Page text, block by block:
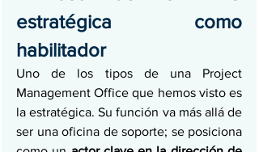
estratégica como
habilitador
Uno de los tipos de una Project
Management Office que hemos visto es
la estratégica. Su función va más allá de
ser una oficina de soporte; se posiciona